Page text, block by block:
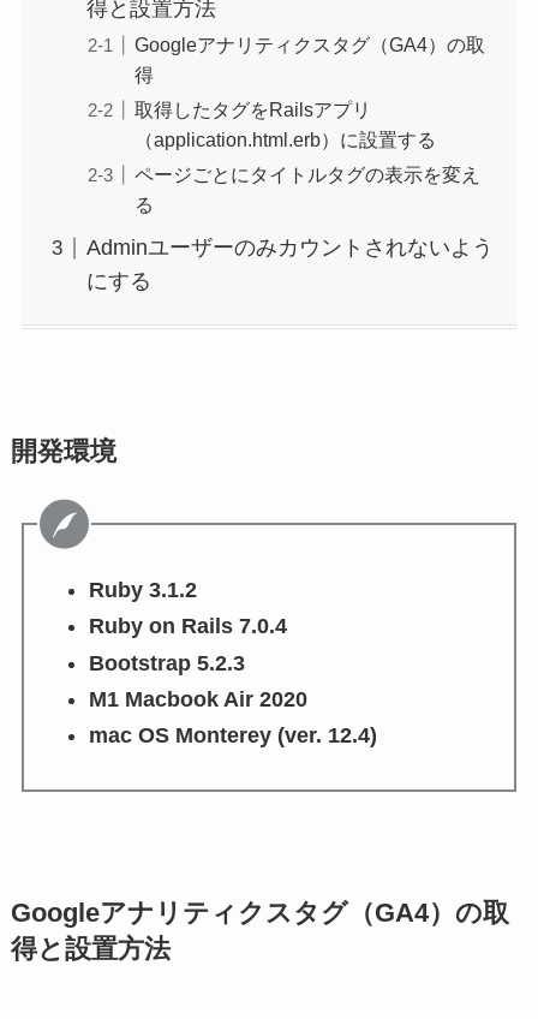
得と設置方法
Googleアナリティクスタグ（GA4）の取
得
取得したタグをRailsアプリ
（application.html.erb）に設置する
ページごとにタイトルタグの表示を変え
る
Adminユーザーのみカウントされないよう
にする
開発環境
Ruby 3.1.2
Ruby on Rails 7.0.4
Bootstrap 5.2.3
M1 Macbook Air 2020
mac OS Monterey (ver. 12.4)
Googleアナリティクスタグ（GA4）の取
得と設置方法